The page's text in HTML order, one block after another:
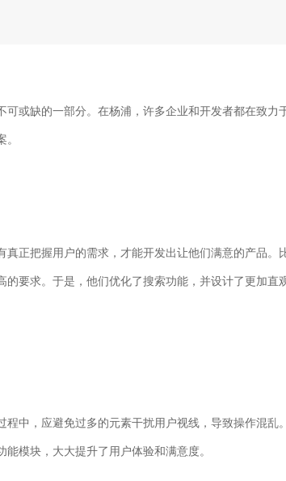
或缺的一部分。在杨浦，许多企业和开发者都在致力
正把握用户的需求，才能开发出让他们满意的产品。
要求。于是，他们优化了搜索功能，并设计了更加直
中，应避免过多的元素干扰用户视线，导致操作混乱
模块，大大提升了用户体验和满意度。